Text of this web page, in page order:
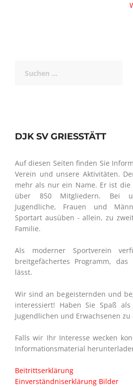
nach:
DJK SV GRIESSTÄTT
Auf diesen Seiten finden Sie
Verein und unsere Aktivitäten.
mehr als nur ein Name. Er ist die
über 850 Mitgliedern. Bei
Jugendliche, Frauen und
Sportart ausüben - allein, zu
Familie.
Als moderner Sportverein
breitgefächertes Programm,
lässt.
Wir sind an begeisternden und
interessiert! Haben Sie Spaß
Jugendlichen und Erwachsenen zu
Falls wir Ihr Interesse wecken
Informationsmaterial
Beitrittserklärung
Einverständniserklärung Bilder